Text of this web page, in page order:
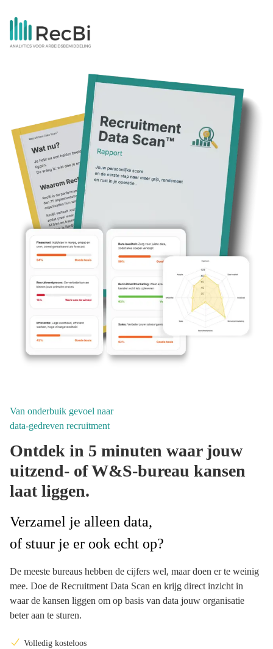
Van onderbuik gevoel naar
data-gedreven recruitment
Ontdek in 5 minuten waar jouw
uitzend- of W&S-bureau kansen
laat liggen.
Verzamel je alleen data,
of stuur je er ook echt op?
De meeste bureaus hebben de cijfers wel, maar doen er te weinig
mee. Doe de Recruitment Data Scan en krijg direct inzicht in
waar de kansen liggen om op basis van data jouw organisatie
beter aan te sturen.
Volledig kosteloos